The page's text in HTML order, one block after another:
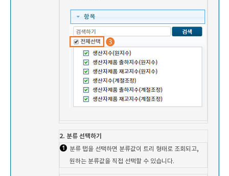
2. 분류 선택하기
분류 탭을 선택하면 분류값이 트리 형태로 조회되고,
원하는 분류값을 직접 선택할 수 있습니다.